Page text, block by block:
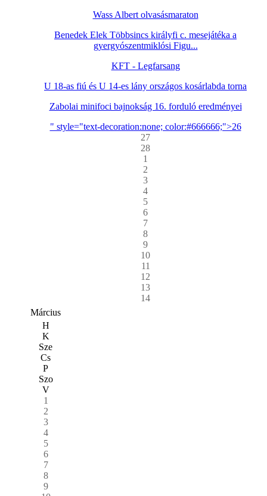
Wass Albert olvasásmaraton
Benedek Elek Többsincs királyfi c. mesejátéka a
gyergyószentmiklósi Figu...
KFT - Legfarsang
U 18-as fiú és U 14-es lány országos kosárlabda torna
Zabolai minifoci bajnokság 16. forduló eredményei
" style="text-decoration:none; color:#666666;">26
27
28
1
2
3
4
5
6
7
8
9
10
11
12
13
14
Március
H
K
Sze
Cs
P
Szo
V
1
2
3
4
5
6
7
8
9